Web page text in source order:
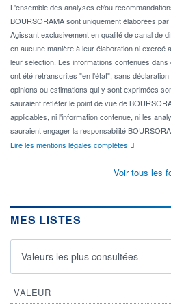
L'ensemble des analyses et/ou
BOURSORAMA sont uniquement élaborées
Agissant exclusivement en qualité de canal de
en aucune manière à leur élaboration ni exercé
leur sélection. Les informations contenues
ont été retranscrites "en l'état", sans
opinions ou estimations qui y sont exprimées
sauraient refléter le point de vue de
applicables, ni l'information contenue, ni les
sauraient engager la responsabilité
Lire les mentions légales complètes
Voir tous les
MES LISTES
Valeurs les plus consultées
VALEUR